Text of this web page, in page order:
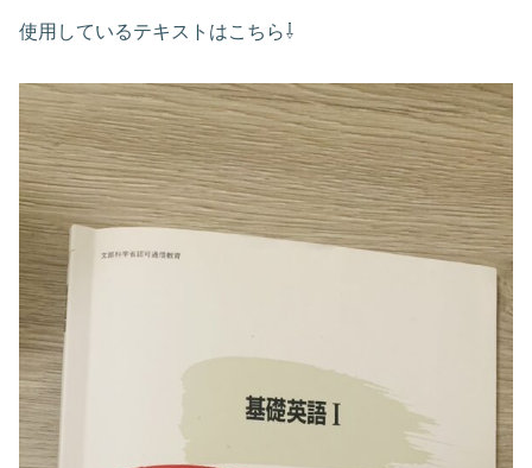
使用しているテキストはこちら⇩